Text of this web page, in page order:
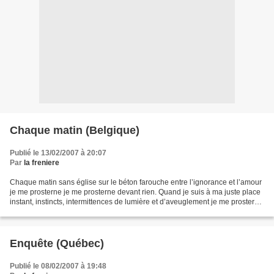
Chaque matin (Belgique)
Publié le 13/02/2007 à 20:07
Par la freniere
Chaque matin sans église sur le béton farouche entre l’ignorance et l’amour
je me prosterne je me prosterne devant rien. Quand je suis à ma juste place
instant, instincts, intermittences de lumière et d’aveuglement je me prosterne
Enquête (Québec)
Publié le 08/02/2007 à 19:48